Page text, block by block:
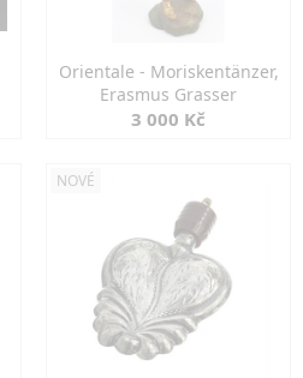
Orientale - Moriskentänzer,
Erasmus Grasser
3 000 Kč
NOVÉ